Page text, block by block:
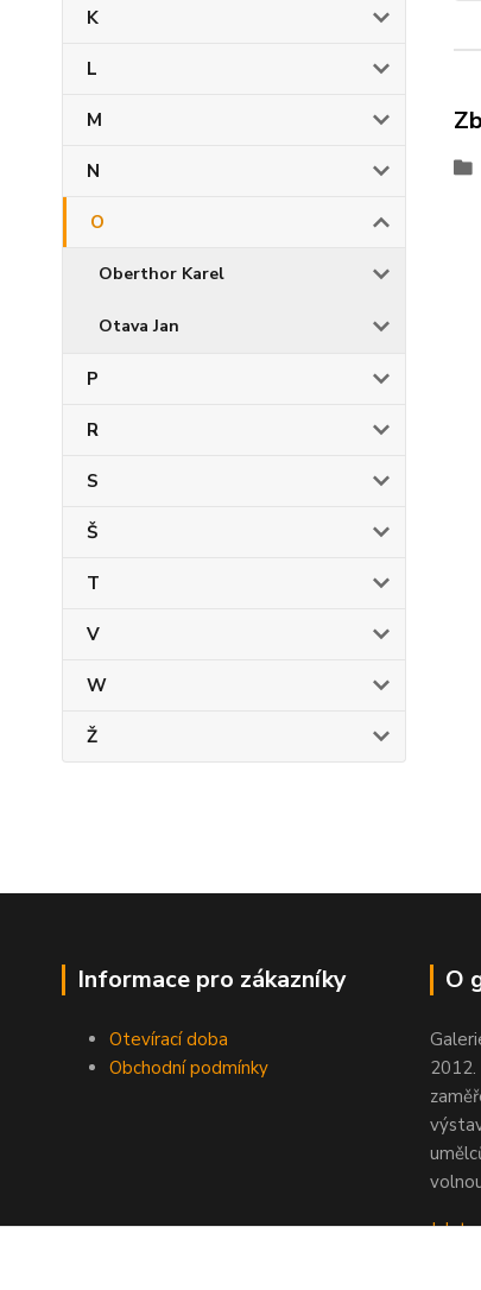
K
L
M
N
O
Oberthor Karel
Otava Jan
P
R
S
Š
T
V
W
Ž
Informace pro zákazníky
Otevírací doba
Obchodní podmínky
O
2012.
Jak